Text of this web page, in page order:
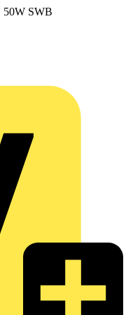
50W SWB